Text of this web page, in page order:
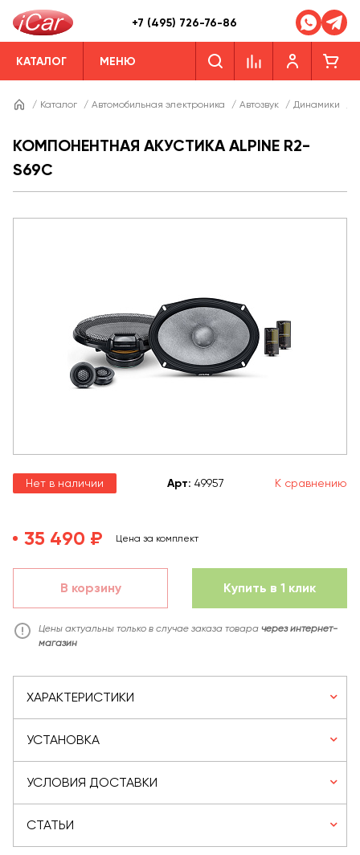
+7 (495) 726-76-86
КАТАЛОГ МЕНЮ
/ Каталог / Автомобильная электроника / Автозвук / Динамики
КОМПОНЕНТНАЯ АКУСТИКА ALPINE R2-
S69C
Нет в наличии Арт: 49957 К сравнению
35 490 ₽ Цена за комплект
В корзину Купить в 1 клик
Цены актуальны только в случае заказа товара через интернет-
магазин
ХАРАКТЕРИСТИКИ
УСТАНОВКА
УСЛОВИЯ ДОСТАВКИ
СТАТЬИ